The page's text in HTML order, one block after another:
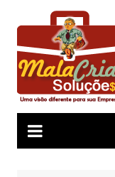
para
conteúdo